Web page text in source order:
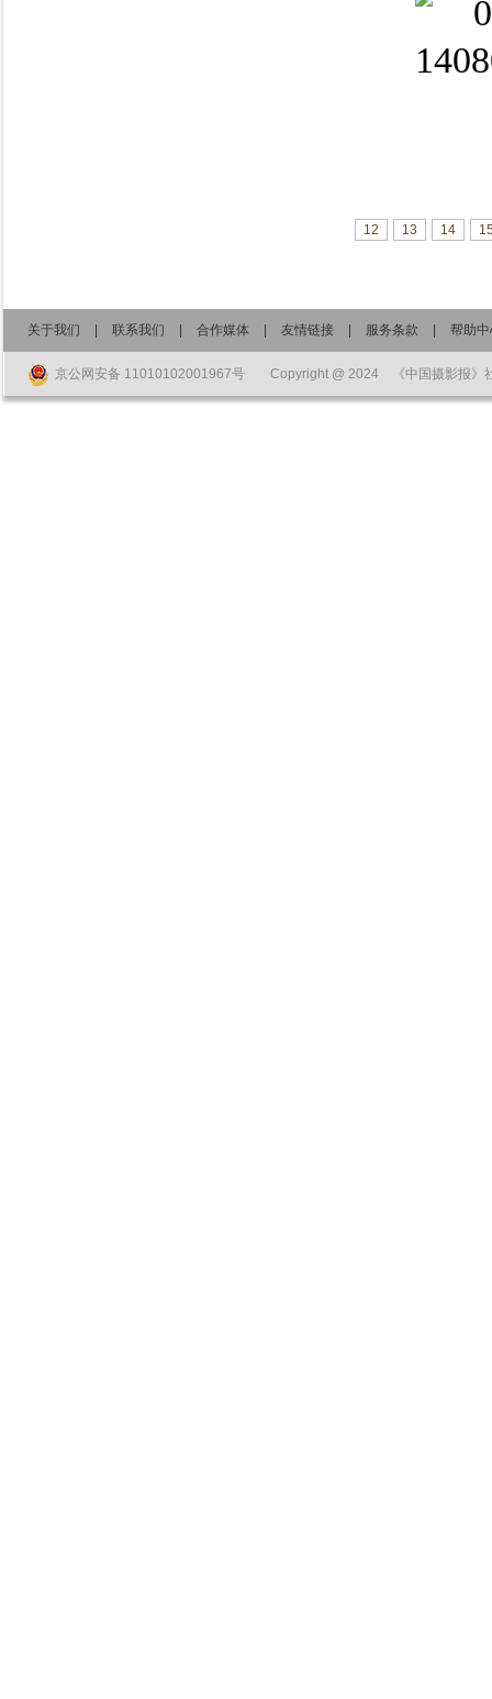
12 13 14
关于我们 联系我们 合作媒体 友情链接 服务条款 帮助
京公网安备 11010102001967号 Copyright @ 2024 《中国摄影报